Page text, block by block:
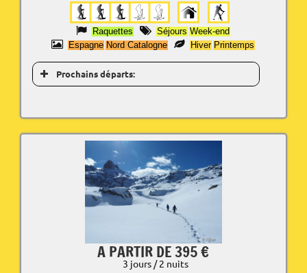
Raquettes Séjours Week-end
Espagne Nord Catalogne Hiver Printemps
Prochains départs:
A PARTIR DE 395 €
3 jours / 2 nuits